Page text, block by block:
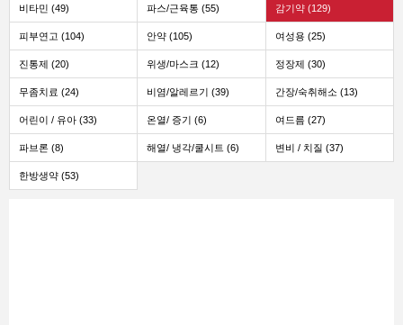
비타민 (49) 파스/근육통 (55) 감기약 (129)
피부연고 (104) 안약 (105) 여성용 (25)
진통제 (20) 위생/마스크 (12) 정장제 (30)
무좀치료 (24) 비염/알레르기 (39) 간장/숙취해소 (13)
어린이 / 유아 (33) 온열/ 증기 (6) 여드름 (27)
파브론 (8) 해열/ 냉각/쿨시트 (6) 변비 / 치질 (37)
한방생약 (53)